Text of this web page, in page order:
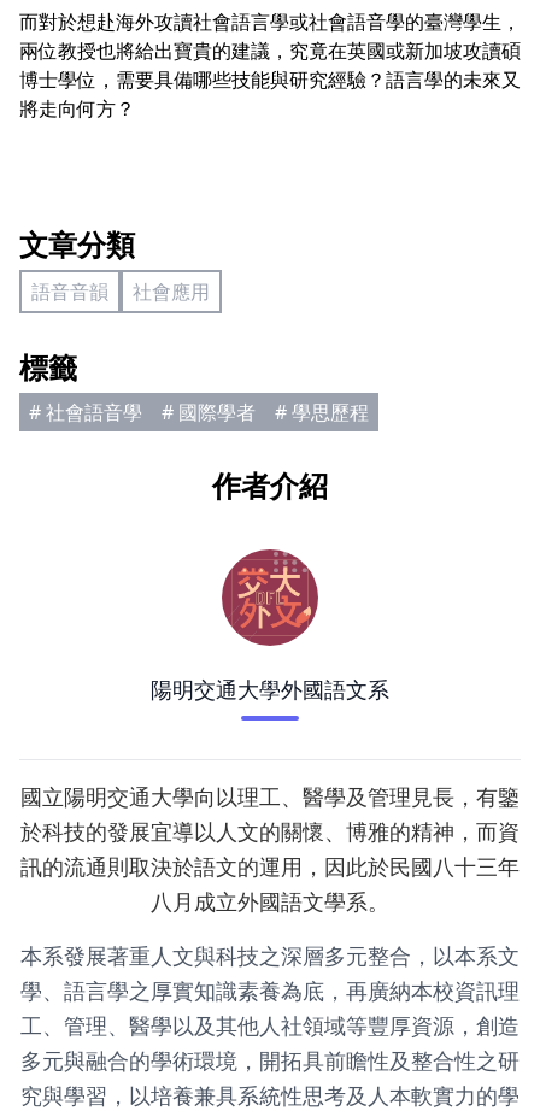
而對於想赴海外攻讀社會語言學或社會語音學的臺灣學生，
兩位教授也將給出寶貴的建議，究竟在英國或新加坡攻讀碩
博士學位，需要具備哪些技能與研究經驗？語言學的未來又
將走向何方？
文章分類
語音音韻 社會應用
標籤
# 社會語音學 # 國際學者 # 學思歷程
作者介紹
陽明交通大學外國語文系
國立陽明交通大學向以理工、醫學及管理見長，有鑒
於科技的發展宜導以人文的關懷、博雅的精神，而資
訊的流通則取決於語文的運用，因此於民國八十三年
八月成立外國語文學系。
本系發展著重人文與科技之深層多元整合，以本系文
學、語言學之厚實知識素養為底，再廣納本校資訊理
工、管理、醫學以及其他人社領域等豐厚資源，創造
多元與融合的學術環境，開拓具前瞻性及整合性之研
究與學習，以培養兼具系統性思考及人本軟實力的學